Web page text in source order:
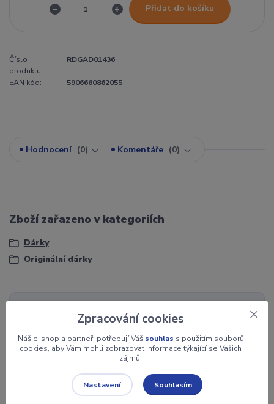
Přidat do košíku
Číslo
produktu:
RDGAD01436
EAN kód: 5906660862055
Hodnocení 0 Komentáře 0
Zboží zařazeno v kategoriích
Dárky
Originální dárky
8:00 - 16:00 hod.
objednavky@rychle-darky.cz
Zpracování cookies
Náš e-shop a partneři potřebují Váš souhlas s použitím souborů
cookies, aby Vám mohli zobrazovat informace týkající se Vašich
zájmů.
Nastavení Souhlasím